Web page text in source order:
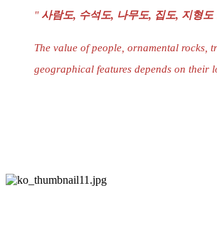
" 사람도, 수석도, 나무도, 집도, 지형
The value of people, ornamental rocks,
geographical features depends on their